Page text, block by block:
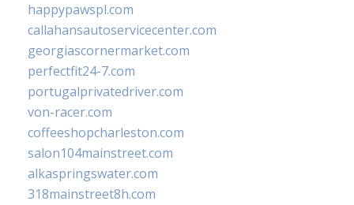
happypawspl.com
callahansautoservicecenter.com
georgiascornermarket.com
perfectfit24-7.com
portugalprivatedriver.com
von-racer.com
coffeeshopcharleston.com
salon104mainstreet.com
alkaspringswater.com
318mainstreet8h.com